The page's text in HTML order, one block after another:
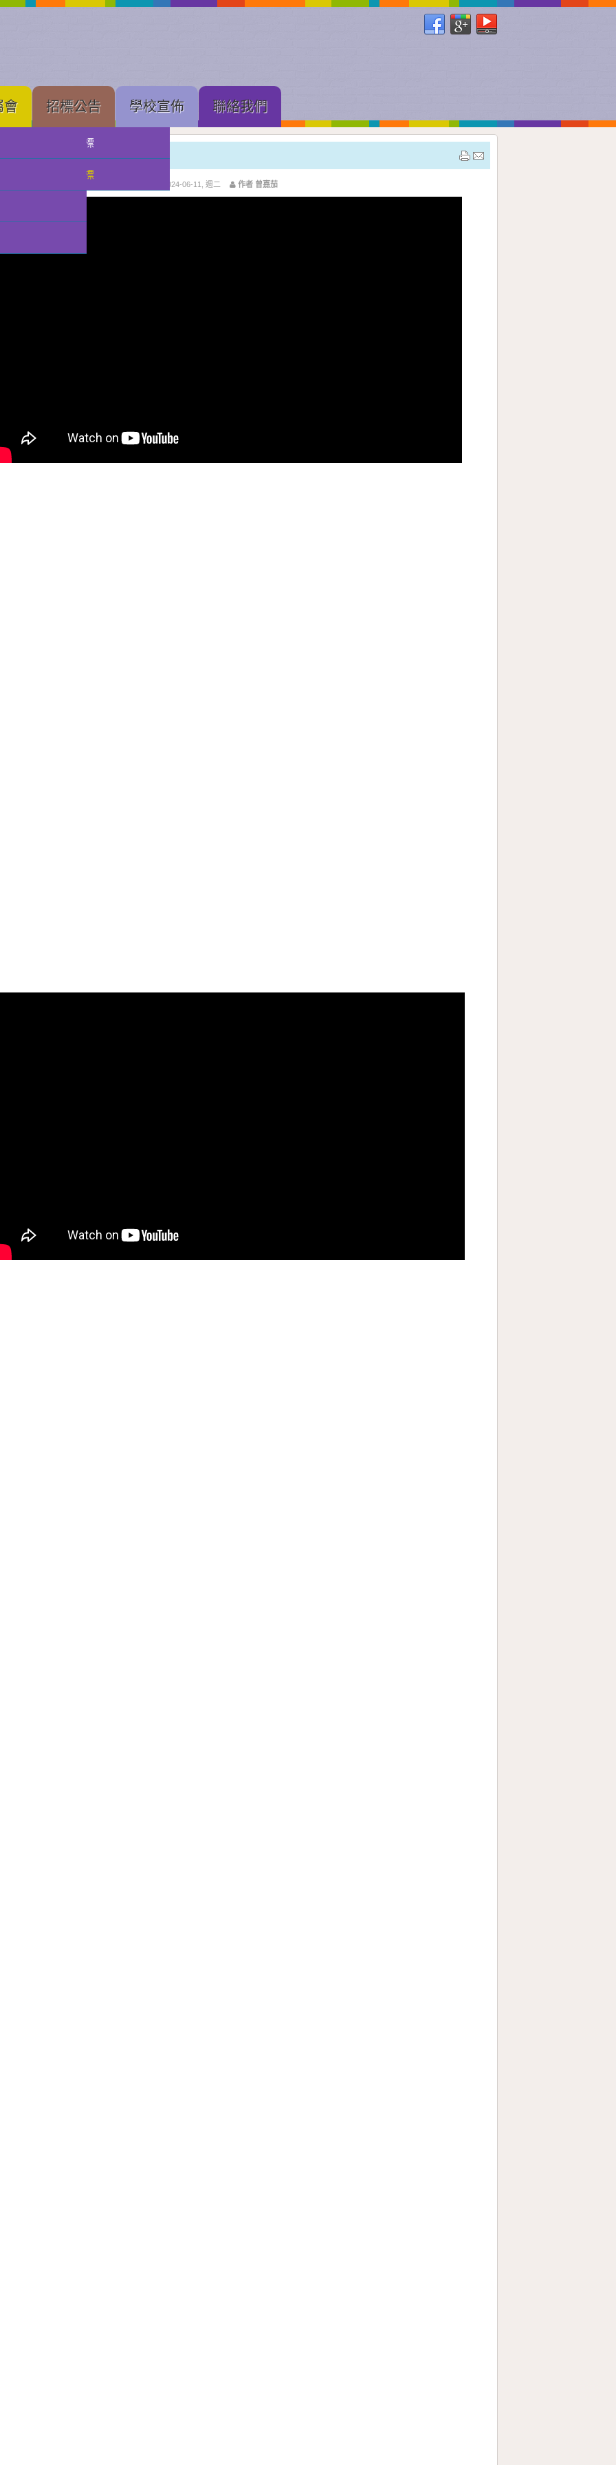
會 招標公告
中學部招標
小幼部招標
學校宣佈 聯絡我們
學部
發佈: 2024-06-11, 週二 作者 曾嘉茄